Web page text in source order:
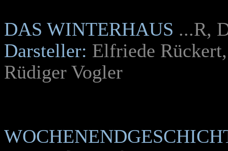
DAS WINTERHAUS ...R,
Darsteller: Elfriede
Rüdiger Vogler